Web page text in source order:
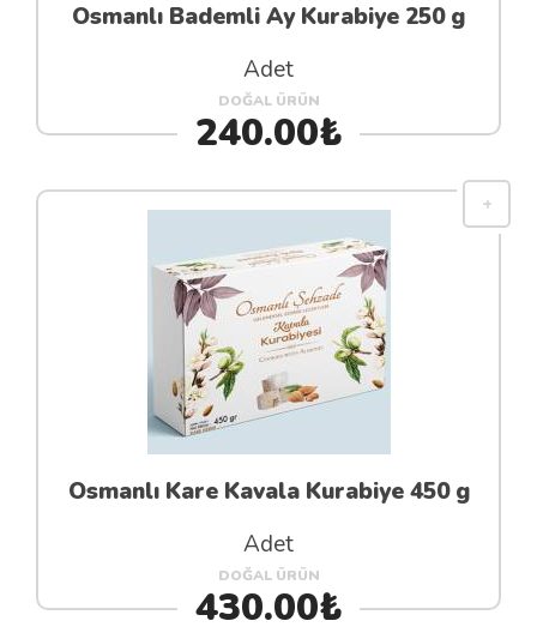
Osmanlı Bademli Ay Kurabiye 250 g
Adet
DOĞAL ÜRÜN
240.00₺
Osmanlı Kare Kavala Kurabiye 450 g
Adet
DOĞAL ÜRÜN
430.00₺